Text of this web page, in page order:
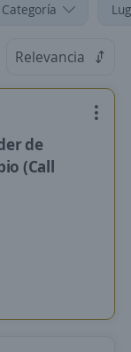
Categoría
Relevancia
de
(Call